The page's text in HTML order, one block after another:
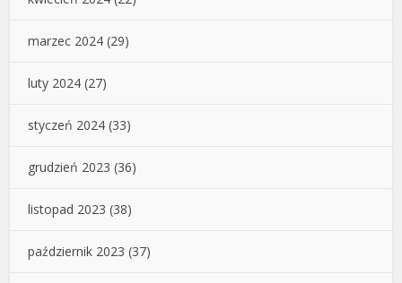
marzec 2024 (29)
luty 2024 (27)
styczeń 2024 (33)
grudzień 2023 (36)
listopad 2023 (38)
październik 2023 (37)